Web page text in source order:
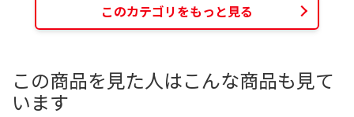
このカテゴリをもっと見る
この商品を見た人はこんな商品も見て
います